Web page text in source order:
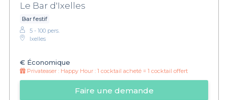
Le Bar d'Ixelles
Bar festif
5 - 100 pers.
Ixelles
€ Économique
Privateaser : Happy Hour : 1 cocktail acheté = 1 cocktail offert
Faire une demande